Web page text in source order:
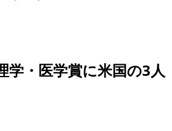
学・医学賞に米国の3